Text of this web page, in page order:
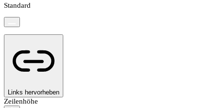
Standard
Links hervorheben
Zeilenhöhe